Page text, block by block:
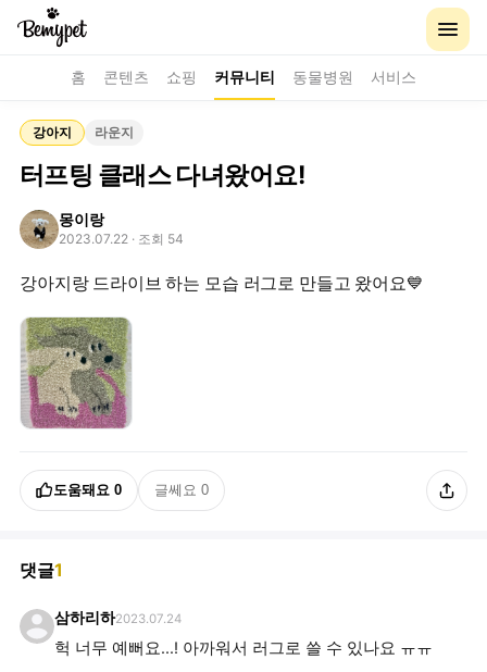
홈 콘텐츠 쇼핑 커뮤니티 동물병원 서비스
강아지 라운지
터프팅 클래스 다녀왔어요!
몽이랑
2023.07.22 · 조회 54
강아지랑 드라이브 하는 모습 러그로 만들고 왔어요💙
도움돼요 0 글쎄요 0
댓글1
삼하리하2023.07.24
헉 너무 예뻐요...! 아까워서 러그로 쓸 수 있나요 ㅠㅠ